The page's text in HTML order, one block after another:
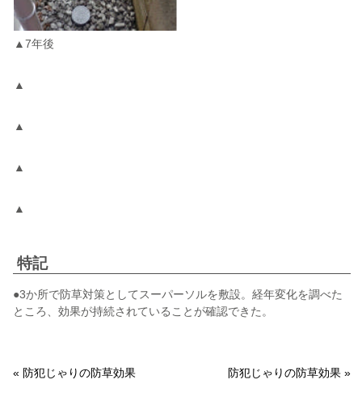
▲7年後
▲
▲
▲
▲
特記
●3か所で防草対策としてスーパーソルを敷設。経年変化を調べた
ところ、効果が持続されていることが確認できた。
« 防犯じゃりの防草効果 防犯じゃりの防草効果 »